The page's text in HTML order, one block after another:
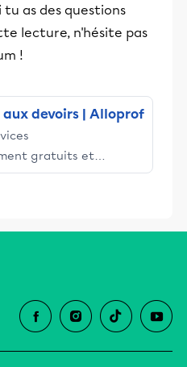
as des questions
lecture, n'hésite pas
!
devoirs | Alloprof
gratuits et
engage les élèves